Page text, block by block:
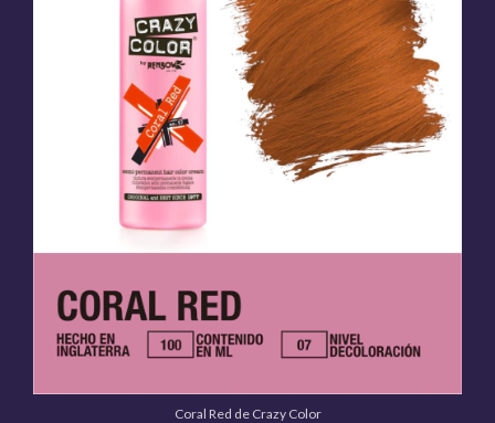
Coral Red de Crazy Color